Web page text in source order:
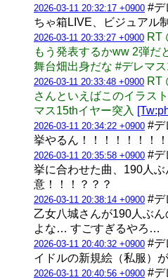
2026-03-11 20:32:17 +0900 #デ
ちゃ箱LIVE、ビジュアル
2026-03-11 20:33:27 +0900 RT
もう発表するかww 2弾だ
舞台畑出身だな #デレマ
2026-03-11 20:33:48 +0900 RT
さんといえばこのイラス
マス15thイヤー突入
2026-03-11 20:34:22 +0900 #デ
挙やるん！！！！！！！
2026-03-11 20:35:58 +0900 #デ
挙に合わせた曲、190人ぶ
意！！！？？？
2026-03-11 20:38:14 +0900 #デ
乙女八城さんが190人ぶ
よな… すごすぎるやろ…
2026-03-11 20:40:32 +0900 #デ
イドルの新規絵（私服）
2026-03-11 20:40:56 +0900 #デ